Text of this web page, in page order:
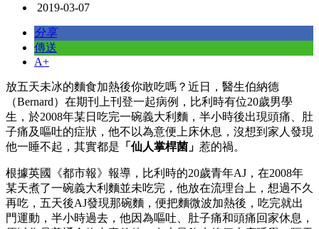
2019-03-07
分享
傳送
A+
放五天未冰的麵食加熱後你敢吃嗎？近日，醫生伯納德
（Bernard）在期刊上刊登一起病例，比利時有位20歲男學
生，於2008年某日吃完一碗義大利麵，半小時後出現頭痛、肚
子痛及嘔吐的症狀，他不以為意便上床休息，沒想到家人發現
他一睡不起，其實都是 「仙人掌桿菌」 惹的禍。
根據英國《都市報》報導，比利時的20歲青年AJ，在2008年
某天煮了一碗義大利麵並未吃完，他放在流理台上，想過不久
再吃，五天後AJ發現那碗麵，便把麵微波加熱後，吃完就出
門運動，半小時過去，他因為嘔吐、肚子痛和頭痛回家休息，